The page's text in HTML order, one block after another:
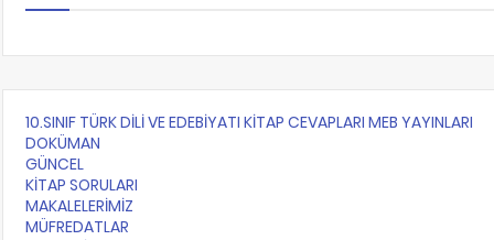
10.SINIF TÜRK DİLİ VE EDEBİYATI KİTAP CEVAPLARI MEB YAYINLARI
DOKÜMAN
GÜNCEL
KİTAP SORULARI
MAKALELERİMİZ
MÜFREDATLAR